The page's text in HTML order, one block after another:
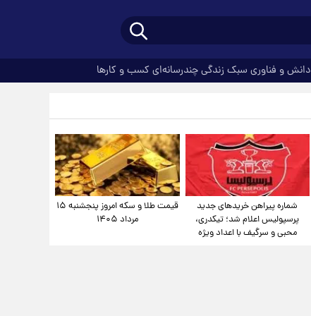
دانش و فناوری سبک زندگیچندرسانه‌ای کسب و کارها
شماره پیراهن خریدهای جدید
پرسپولیس اعلام شد؛ تیکدری،
محبی و سرگیف با اعداد ویژه
قیمت طلا و سکه امروز پنجشنبه ۱۵
مرداد ۱۴۰۵